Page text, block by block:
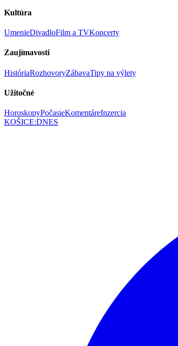
Kultúra
UmenieDivadloFilm a TVKoncerty
Zaujímavosti
HistóriaRozhovoryZábavaTipy na výlety
Užitočné
HoroskopyPočasieKomentáreInzercia
KOŠICE:DNES